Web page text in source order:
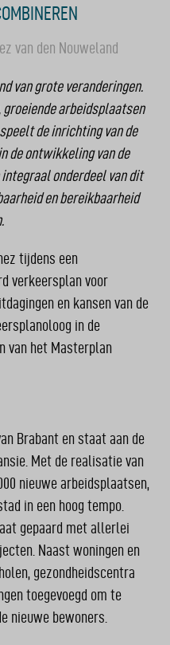
van den Nouweland
van grote veranderingen.
arbeidsplaatsen
de inrichting van de
de ontwikkeling van de
onderdeel van dit
en bereikbaarheid
tijdens een
verkeersplan voor
en kansen van de
in de
van het Masterplan
Brabant en staat aan de
Met de realisatie van
nieuwe arbeidsplaatsen,
in een hoog tempo.
gepaard met allerlei
Naast woningen en
gezondheidscentra
toegevoegd om te
nieuwe bewoners.